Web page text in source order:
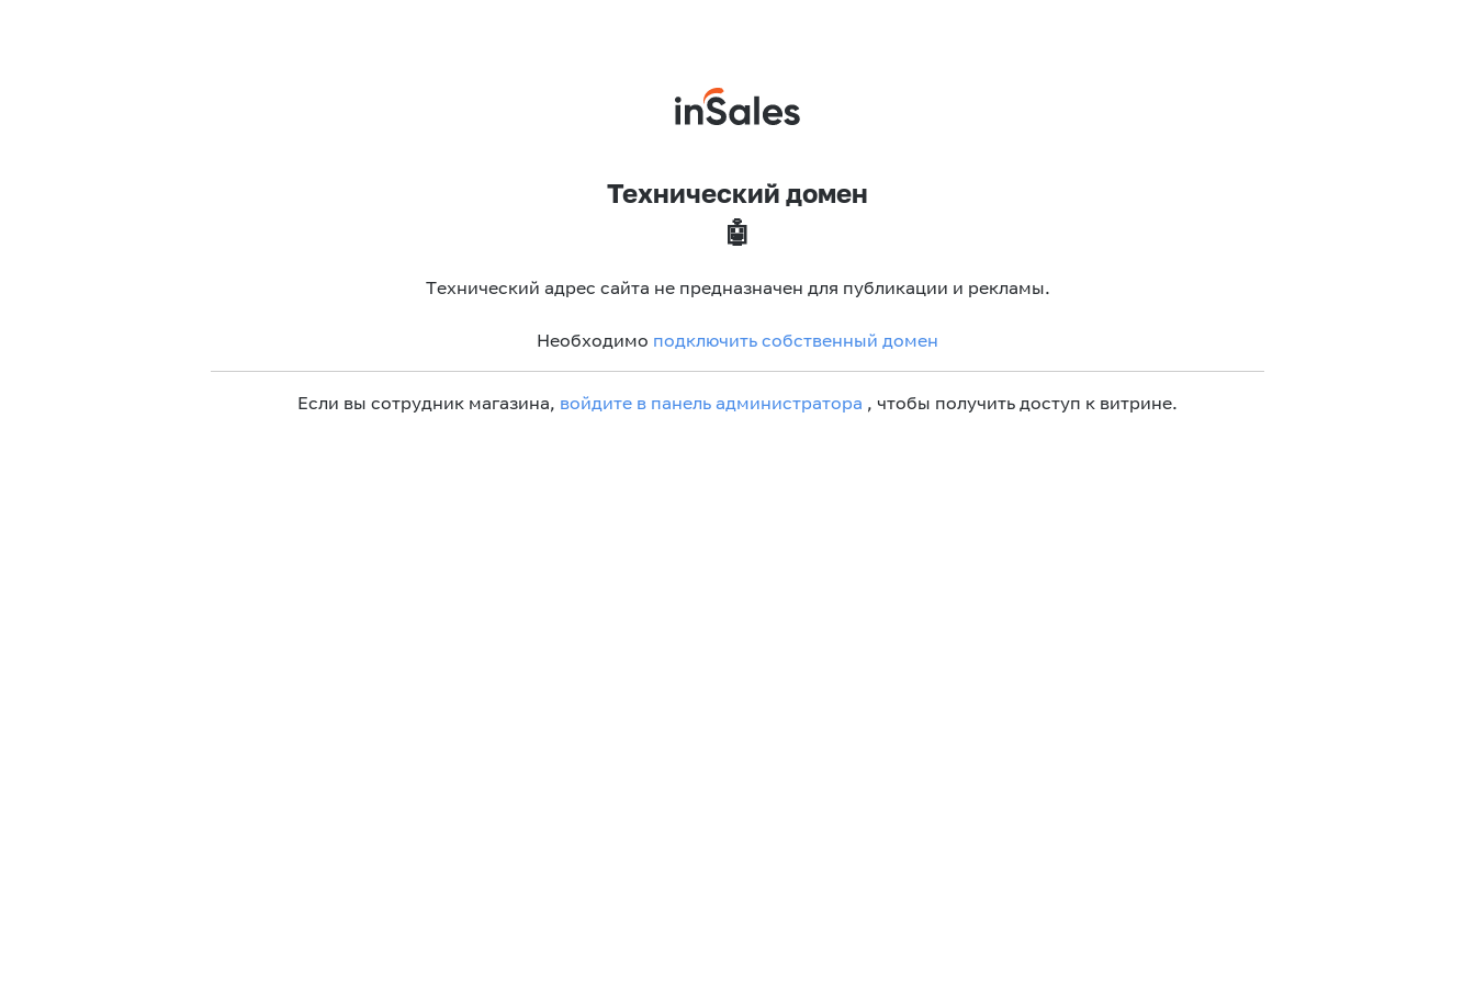
Технический домен
🤖
Технический адрес сайта не предназначен для публикации и рекламы.
Необходимо подключить собственный домен
Если вы сотрудник магазина, войдите в панель администратора , чтобы получить доступ к витрине.